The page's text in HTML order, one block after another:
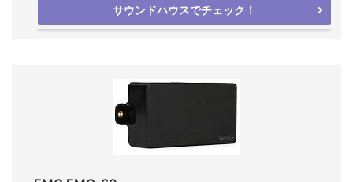
サウンドハウスでチェック！